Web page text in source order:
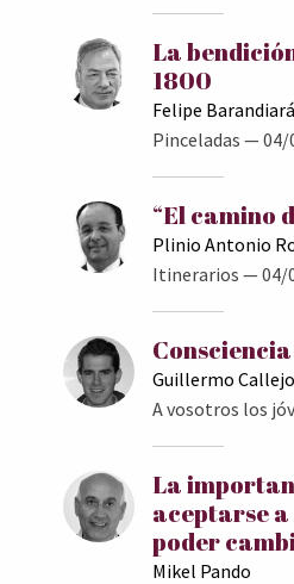
La
1800
Felipe
Pinceladas — 04/
“El camino
Plinio Antonio
Itinerarios — 04/
Guillermo
A vosotros los
La
aceptarse
poder
Mikel Pando